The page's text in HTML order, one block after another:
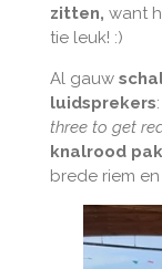
zitten, want
tie leuk! :)
Al gauw
luidsprekers:
three to get
knalrood pak
brede riem